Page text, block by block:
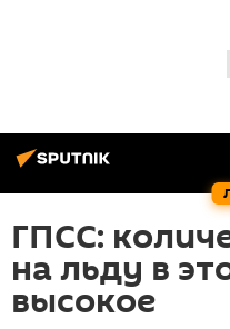
ГПСС:
на льду в
высокое